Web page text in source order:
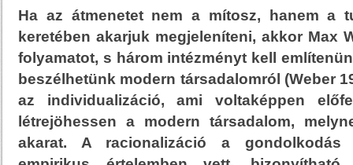
Ha az átmenetet nem a mítosz, hanem a
keretében akarjuk megjeleníteni, akkor Max
folyamatot, s három intézményt kell
beszélhetünk modern társadalomról (Weber
az individualizáció, ami voltaképpen
létrejöhessen a modern társadalom,
akarat. A racionalizáció a gondolkodás